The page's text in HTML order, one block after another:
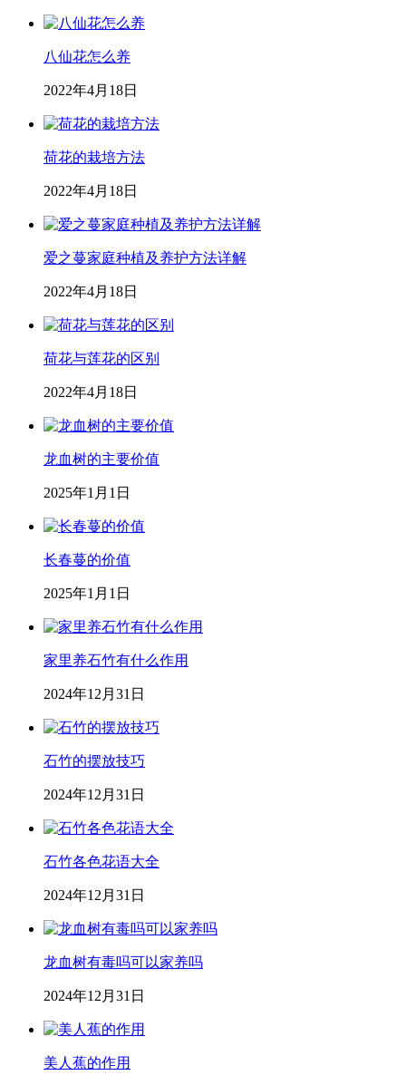
八仙花怎么养
2022年4月18日
荷花的栽培方法
2022年4月18日
爱之蔓家庭种植及养护方法详解
2022年4月18日
荷花与莲花的区别
2022年4月18日
龙血树的主要价值
2025年1月1日
长春蔓的价值
2025年1月1日
家里养石竹有什么作用
2024年12月31日
石竹的摆放技巧
2024年12月31日
石竹各色花语大全
2024年12月31日
龙血树有毒吗可以家养吗
2024年12月31日
美人蕉的作用